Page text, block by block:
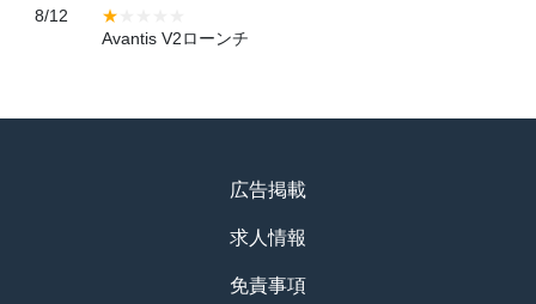
8/12
Avantis V2ローンチ
広告掲載
求人情報
免責事項